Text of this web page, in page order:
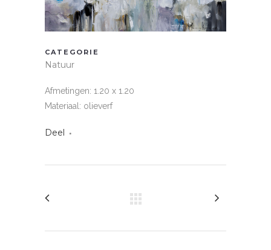
CATEGORIE
Natuur
Afmetingen: 1.20 x 1.20
Materiaal: olieverf
Deel